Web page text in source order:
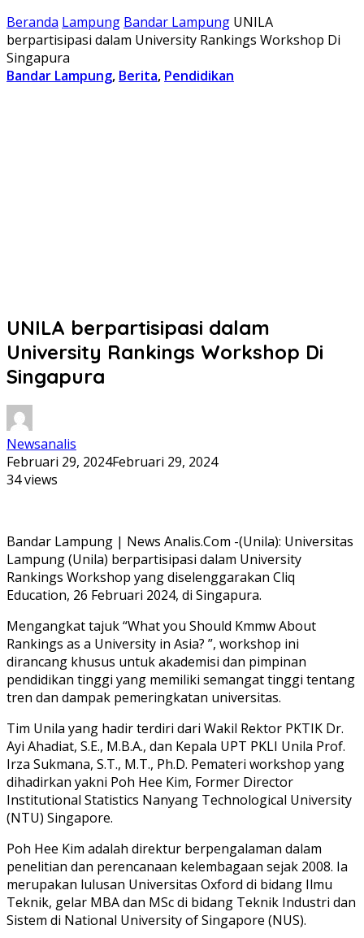
Beranda Lampung Bandar Lampung UNILA
berpartisipasi dalam University Rankings Workshop Di
Singapura
Bandar Lampung, Berita, Pendidikan
UNILA berpartisipasi dalam
University Rankings Workshop Di
Singapura
Newsanalis
Februari 29, 2024Februari 29, 2024
34 views
Bandar Lampung | News Analis.Com -(Unila): Universitas
Lampung (Unila) berpartisipasi dalam University
Rankings Workshop yang diselenggarakan Cliq
Education, 26 Februari 2024, di Singapura.
Mengangkat tajuk “What you Should Kmmw About
Rankings as a University in Asia? ”, workshop ini
dirancang khusus untuk akademisi dan pimpinan
pendidikan tinggi yang memiliki semangat tinggi tentang
tren dan dampak pemeringkatan universitas.
Tim Unila yang hadir terdiri dari Wakil Rektor PKTIK Dr.
Ayi Ahadiat, S.E., M.B.A., dan Kepala UPT PKLI Unila Prof.
Irza Sukmana, S.T., M.T., Ph.D. Pemateri workshop yang
dihadirkan yakni Poh Hee Kim, Former Director
Institutional Statistics Nanyang Technological University
(NTU) Singapore.
Poh Hee Kim adalah direktur berpengalaman dalam
penelitian dan perencanaan kelembagaan sejak 2008. Ia
merupakan lulusan Universitas Oxford di bidang Ilmu
Teknik, gelar MBA dan MSc di bidang Teknik Industri dan
Sistem di National University of Singapore (NUS).